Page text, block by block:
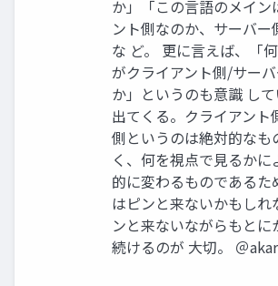
か」「この⾔語のメイン
ント側なのか、サーバー
な ど。 更に⾔えば、「
がクライアント側/サー
か」というのも意識 し
出てくる。クライアント
側というのは絶対的なも
く、何を視点で⾒るかに
的に変わるものであるた
はピンと来ないかもしれ
ンと来ないながらもとに
続けるのが ⼤切。 ＠